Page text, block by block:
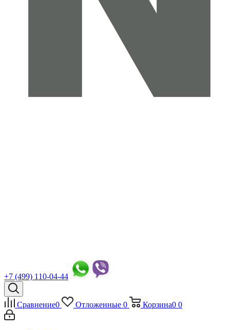
+7 (499) 110-04-44
Сравнение0 Отложенные 0 Корзина0 0